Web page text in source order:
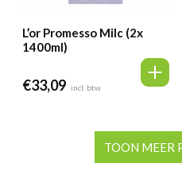
L’or Promesso Milc (2x
1400ml)
€33,09 incl. btw
TOON MEER